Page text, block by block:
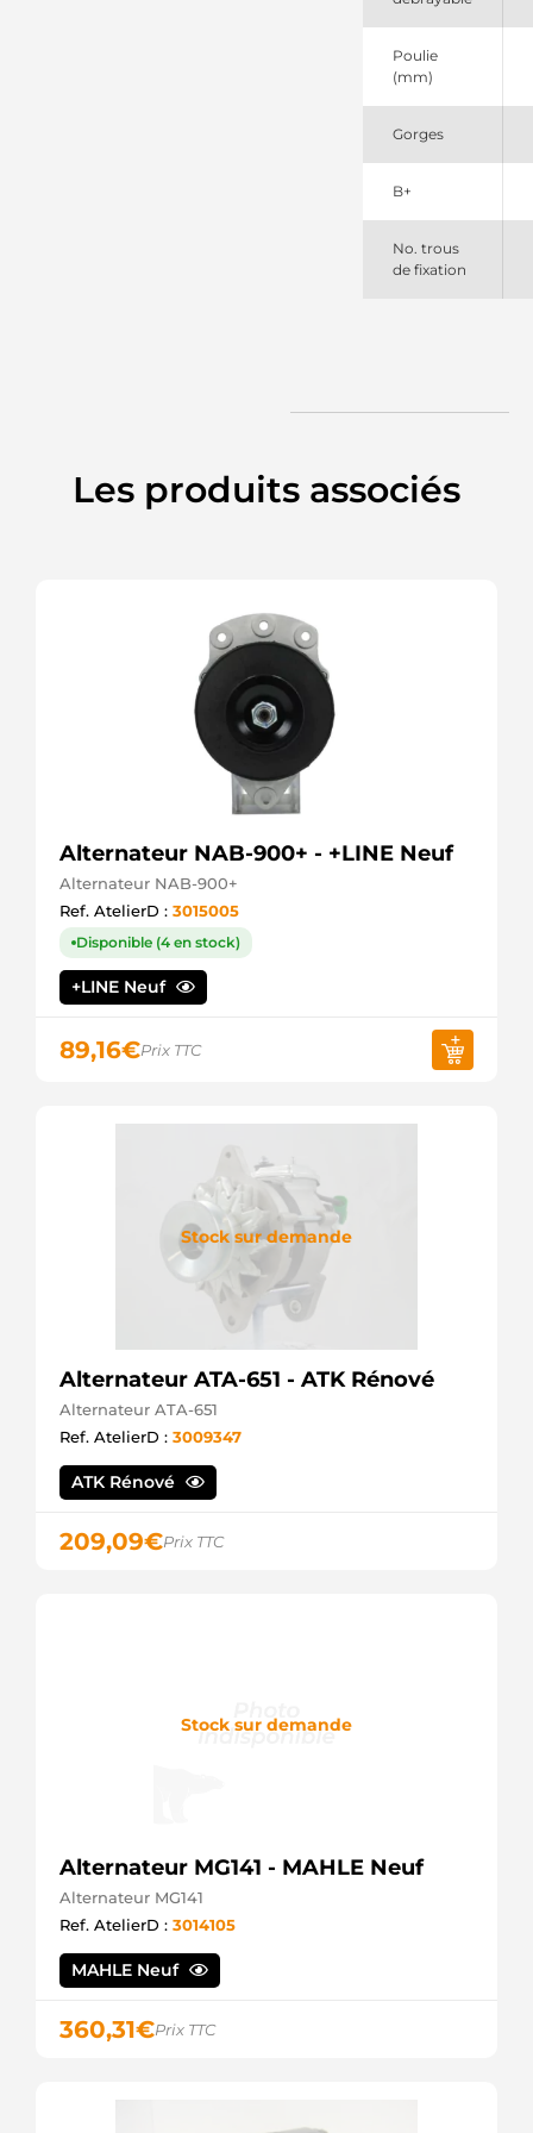
2905088
PIC
40511
CEVAM
9090639F
EDR
DRA0731
Remy
L80820
Poulie
(mm)
Gorges
B+
No. trous
de fixation
Les produits associés
Alternateur NAB-900+ - +LINE Neuf
Alternateur NAB-900+
Ref. AtelierD : 3015005
Disponible (4 en stock)
+LINE Neuf
89,16€Prix TTC
Stock sur demande
Alternateur ATA-651 - ATK Rénové
Alternateur ATA-651
Ref. AtelierD : 3009347
ATK Rénové
209,09€Prix TTC
Stock sur demande
Alternateur MG141 - MAHLE Neuf
Alternateur MG141
Ref. AtelierD : 3014105
MAHLE Neuf
360,31€Prix TTC